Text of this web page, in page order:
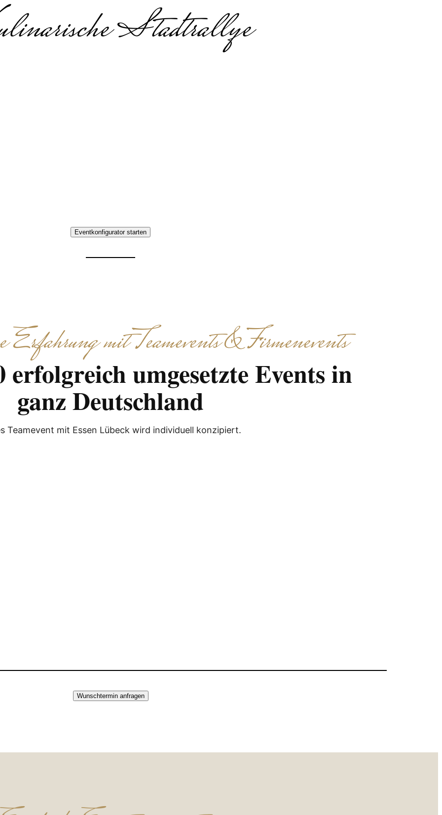
Stadtrallye
Eventkonfigurator starten
mit Teamevents & Firmenevents
erfolgreich umgesetzte Events in
ganz Deutschland
Teamevent mit Essen Lübeck wird individuell konzipiert.
Wunschtermin anfragen